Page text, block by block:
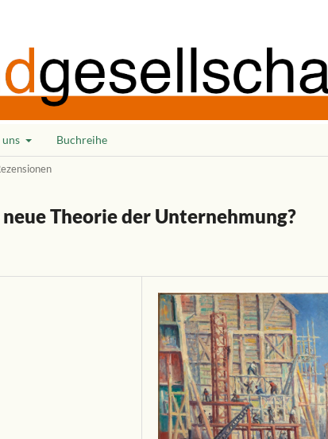
uns Buchreihe
Theorie der Unternehmung?